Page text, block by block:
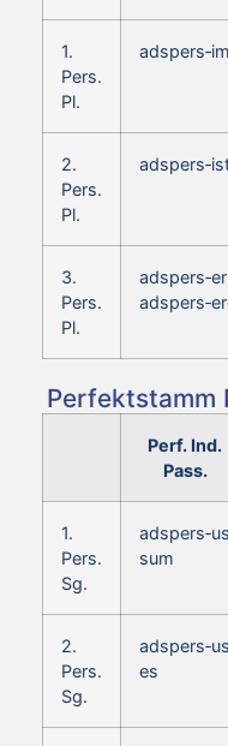
1.
Pers.
Pl.
2.
Pers.
Pl.
3.
Pers.
Pl.
Perfektstamm
Perf. Ind.
Pass.
1.
Pers.
Sg.
adspers‑us
sum
2.
Pers.
Sg.
adspers‑us
es